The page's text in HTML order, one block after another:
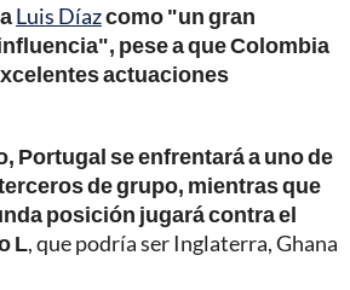
Luis Díazcomo "un gran
pese a que Colombia
actuaciones
Portugal se enfrentará a uno de
de grupo, mientras que
posición jugará contra el
L, que podría ser Inglaterra, Ghana